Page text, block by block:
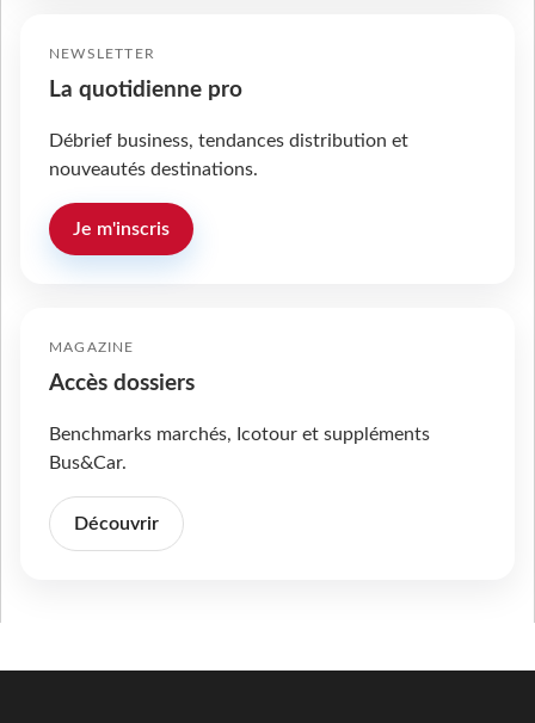
NEWSLETTER
La quotidienne pro
Débrief business, tendances distribution et
nouveautés destinations.
Je m'inscris
MAGAZINE
Accès dossiers
Benchmarks marchés, Icotour et suppléments
Bus&Car.
Découvrir